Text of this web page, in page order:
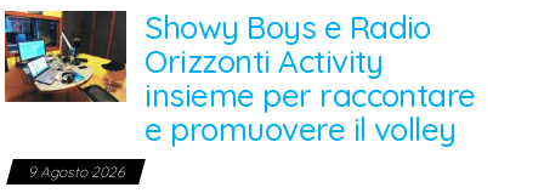
Showy Boys e Radio
Orizzonti Activity
insieme per raccontare
e promuovere il volley
9 Agosto 2026